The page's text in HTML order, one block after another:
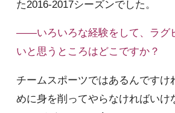
た2016-2017シーズンでした。
――いろいろな経験をして、ラグ
いと思うところはどこですか？
チームスポーツではあるんですけ
めに身を削ってやらなければいけ